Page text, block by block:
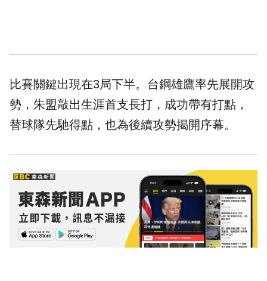
比賽關鍵出現在3局下半。台鋼雄鷹率先展開攻
勢，朱盟敲出生涯首支長打，成功帶有打點，
替球隊先馳得點，也為後續攻勢揭開序幕。